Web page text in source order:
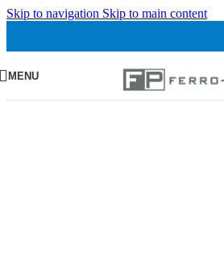
Skip to navigation Skip to main content
MENU